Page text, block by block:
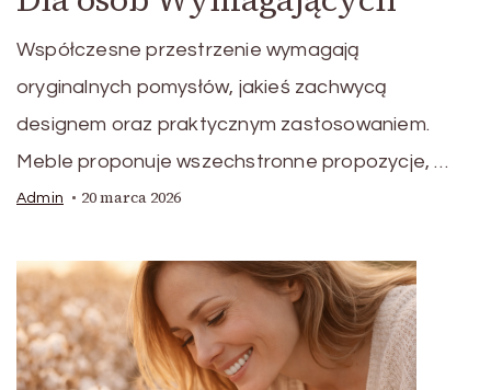
Współczesne przestrzenie wymagają
oryginalnych pomysłów, jakieś zachwycą
designem oraz praktycznym zastosowaniem.
Meble proponuje wszechstronne propozycje, …
Admin 20 marca 2026